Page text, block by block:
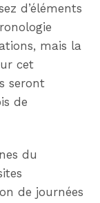
d’éléments
mais la
cet
seront
de
du
de journées